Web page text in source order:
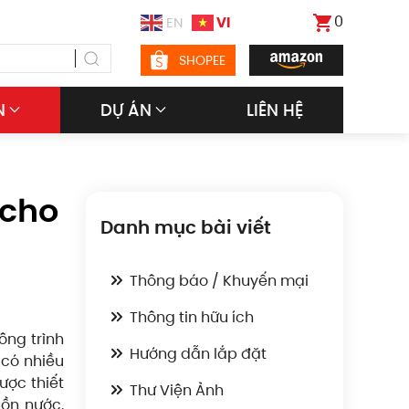
EN VI 0
SHOPEE
DỰ ÁN LIÊN HỆ
trình
nhiều
thiết
nước.
Danh mục bài viết
Thông báo / Khuyến mại
Thông tin hữu ích
Hướng dẫn lắp đặt
Thư Viện Ảnh